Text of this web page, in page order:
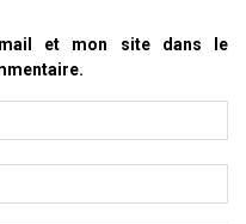
et mon site dans le